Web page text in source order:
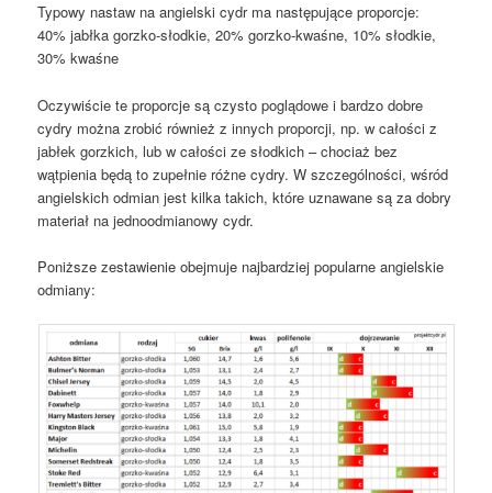
Typowy nastaw na angielski cydr ma następujące proporcje:
40% jabłka gorzko-słodkie, 20% gorzko-kwaśne, 10% słodkie,
30% kwaśne
Oczywiście te proporcje są czysto poglądowe i bardzo dobre
cydry można zrobić również z innych proporcji, np. w całości z
jabłek gorzkich, lub w całości ze słodkich – chociaż bez
wątpienia będą to zupełnie różne cydry. W szczególności, wśród
angielskich odmian jest kilka takich, które uznawane są za dobry
materiał na jednoodmianowy cydr.
Poniższe zestawienie obejmuje najbardziej popularne angielskie
odmiany: